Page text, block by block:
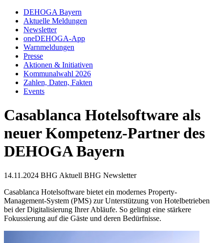
DEHOGA Bayern
Aktuelle Meldungen
Newsletter
oneDEHOGA-App
Warnmeldungen
Presse
Aktionen & Initiativen
Kommunalwahl 2026
Zahlen, Daten, Fakten
Events
Casablanca Hotelsoftware als
neuer Kompetenz-Partner des
DEHOGA Bayern
14.11.2024 BHG Aktuell BHG Newsletter
Casablanca Hotelsoftware bietet ein modernes Property-
Management-System (PMS) zur Unterstützung von Hotelbetrieben
bei der Digitalisierung Ihrer Abläufe. So gelingt eine stärkere
Fokussierung auf die Gäste und deren Bedürfnisse.